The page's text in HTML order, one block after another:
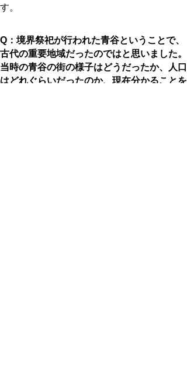
す。
Q ：境界祭祀が行われた青谷ということで、
古代の重要地域だったのではと思いました。
当時の青谷の街の様子はどうだったか、人口
はどれぐらいだったのか、現在分かることを